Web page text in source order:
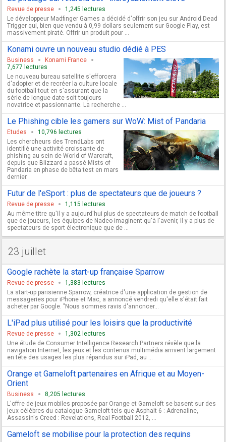
Revue de presse
1,245 lectures
Le développeur Madfinger Games a décidé d'offrir son jeu sur Android Dead
Trigger qui, bien que vendu à 0,99 dollars seulement sur Google Play, est
massivement piraté. Offrir un produit pour ...
Konami ouvre un nouveau studio dédié à PES
Business
Konami France
7,677 lectures
Le nouveau bureau satellite s'efforcera
d'adopter et de recréer la culture locale
du football tout en s'assurant que la
série de longue date soit toujours
novatrice et passionnante. La recherche ...
Le Phishing cible les gamers sur WoW: Mist of Pandaria
Etudes
10,796 lectures
Les chercheurs des TrendLabs ont
identifié une activité croissante de
phishing au sein de World of Warcraft,
depuis que Blizzard a passé Mists of
Pandaria en phase de bêta test en mars
dernier.
Futur de l'eSport : plus de spectateurs que de joueurs ?
Revue de presse
1,115 lectures
Au même titre qu'il y a aujourd'hui plus de spectateurs de match de football
que de joueurs, les équipes de Nadeo imaginent qu'à l'avenir, il y a plus de
spectateurs de sport électronique que de ...
23 juillet
Google rachète la start-up française Sparrow
Revue de presse
1,383 lectures
La start-up parisienne Sparrow, créatrice d'une application de gestion de
messageries pour iPhone et Mac, a annoncé vendredi qu'elle s'était fait
acheter par Google. "Nous sommes ravis d'annoncer...
L'iPad plus utilisé pour les loisirs que la productivité
Revue de presse
1,302 lectures
Une étude de Consumer Intelligence Research Partners révèle que la
navigation Internet, les jeux et les contenus multimédia arrivent largement
en tête des usages les plus répandus sur iPad, au ...
Orange et Gameloft partenaires en Afrique et au Moyen-
Orient
Business
8,205 lectures
L'offre de jeux mobiles proposée par Orange et Gameloft se basent sur des
jeux célèbres du catalogue Gameloft tels que Asphalt 6 : Adrenaline,
Assassin's Creed : Revelations, Real Football 2012, ...
Gameloft se mobilise pour la protection des requins